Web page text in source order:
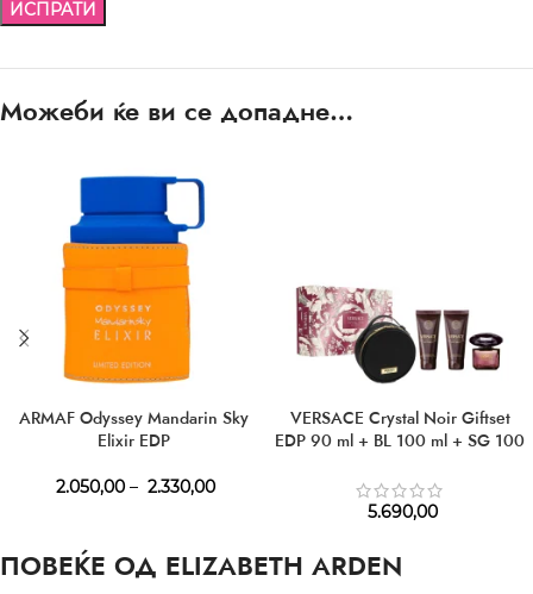
Можеби ќе ви се допадне…
ARMAF Odyssey Mandarin Sky
Elixir EDP
2.050,00 – 2.330,00
VERSACE Crystal Noir Giftset
EDP 90 ml + BL 100 ml + SG 100
5.690,00
ПОВЕЌЕ ОД ELIZABETH ARDEN